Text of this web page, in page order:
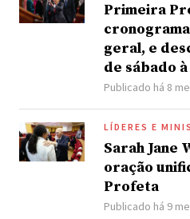
Primeira
geral, e
de sábado
Publicado há 8
LÍDERES E
Sarah Jane
oração
Profeta
Publicado há 9